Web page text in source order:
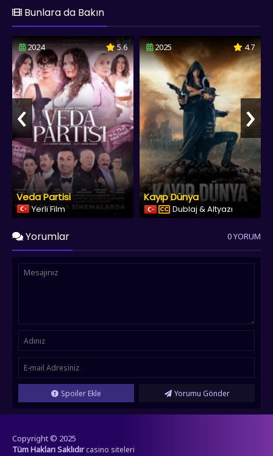
Bunlara da Bakın
2024 5.6
Veda Partisi
Yerli Film
2025 4.7
Kayıp Dünya
Dublaj & Altyazı
‹ ›
Yorumlar 0 YORUM
Spoiler Ekle Yorumu Gönder
Copyright © 2025
Tüm Hakları Saklıdır casino siteleri